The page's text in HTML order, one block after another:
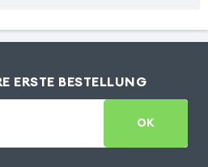
ERSTE BESTELLUNG
OK